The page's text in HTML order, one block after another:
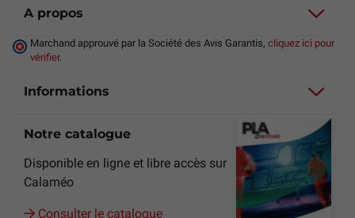
A propos
Marchand approuvé par la Société des Avis Garantis, cliquez ici pour
vérifier.
Informations
Notre catalogue
Disponible en ligne et libre accès sur
Calaméo
Consulter le catalogue